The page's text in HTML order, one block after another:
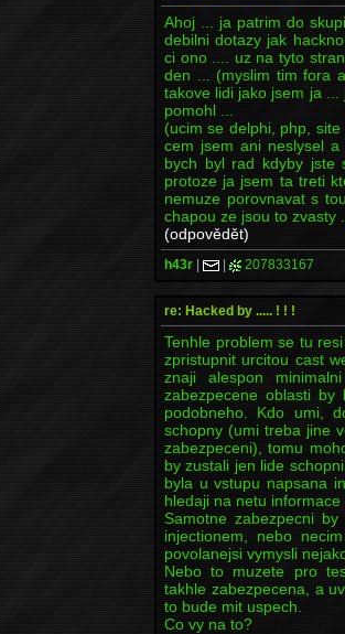
Ahoj ... ja patrim do
debilni dotazy jak
ci ono .... uz na tyto
den ... (myslim tim fora
takove lidi jako jsem ja
pomohl ...
(ucim se delphi, php,
cem jsem ani neslysel
bych byl rad kdyby jste
protoze ja jsem ta treti
nemuze porovnavat s
chapou ze jsou to zvasty
(odpovědět)
h43r | | 207833167
re: Hacked by ..... ! ! !
Tenhle problem se tu
zpristupnit urcitou cast
znaji alespon
zabezpecene oblasti
podobneho. Kdo umi,
schopny (umi treba jine
zabezpeceni), tomu
by zustali jen lide
byla u vstupu napsana
hledaji na netu
Samotne zabezpecni
injectionem, nebo
povolanejsi vymysli
Nebo to muzete pro
takhle zabezpecena, a
to bude mit uspech.
Co vy na to?